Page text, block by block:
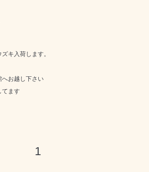
キ入荷します。
へお越し下さい
てます
1